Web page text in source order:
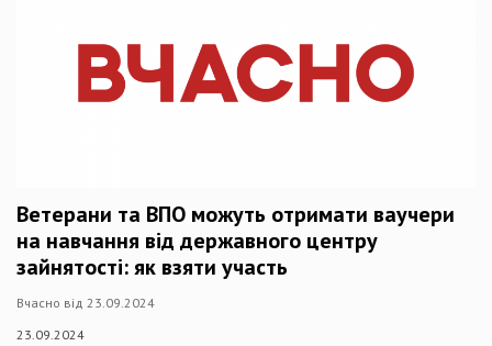
Ветерани та ВПО можуть отримати ваучери
на навчання від державного центру
зайнятості: як взяти участь
Вчасно від 23.09.2024
23.09.2024